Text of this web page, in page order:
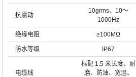
抗震动
10grms、10～
1000Hz
绝缘电阻 ≥100MΩ
防水等级 IP67
电缆线
标配 1.5 米长度、耐
磨、防油、宽温、